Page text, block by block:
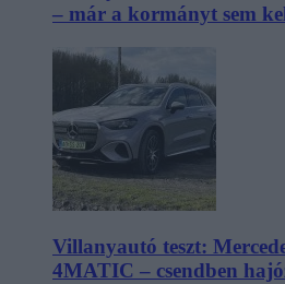
– már a kormányt sem
Villanyautó teszt:
4MATIC – csendben